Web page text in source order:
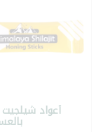
أعواد شيلجيت
بالعسل